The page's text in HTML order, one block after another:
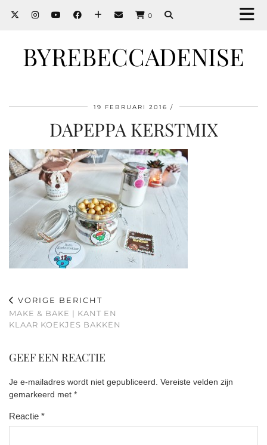
0
BYREBECCADENISE
19 FEBRUARI 2016
DAPEPPA KERSTMIX
VORIGE BERICHT
MAKE & BAKE | KANT EN
KLAAR KOEKJES BAKKEN
GEEF EEN REACTIE
Je e-mailadres wordt niet gepubliceerd. Vereiste velden zijn
gemarkeerd met *
Reactie *